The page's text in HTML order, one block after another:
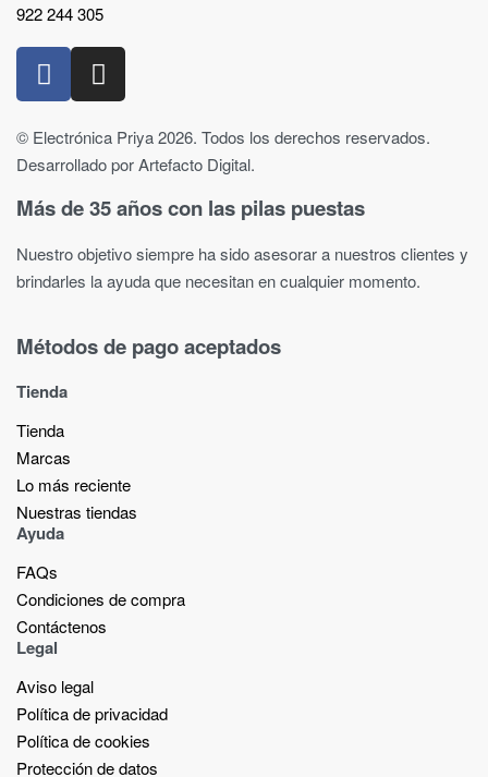
922 244 305
© Electrónica Priya 2026. Todos los derechos reservados.
Desarrollado por Artefacto Digital.
Más de 35 años con las pilas puestas
Nuestro objetivo siempre ha sido asesorar a nuestros clientes y
brindarles la ayuda que necesitan en cualquier momento.
Métodos de pago aceptados
Tienda
Tienda
Marcas
Lo más reciente​
Nuestras tiendas​
Ayuda
FAQs
Condiciones de compra
Contáctenos
Legal
Aviso legal
Política de privacidad
Política de cookies
Protección de datos